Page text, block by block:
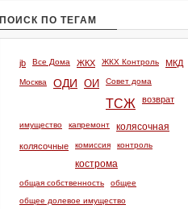
ПОИСК ПО ТЕГАМ
jb Все Дома ЖКХ ЖКХ Контроль МКД
Москва ОДИ ОИ Совет дома
ТСЖ возврат
имущество капремонт колясочная
колясочные комиссия контроль
кострома
общая собственность
общее
общее долевое имущество